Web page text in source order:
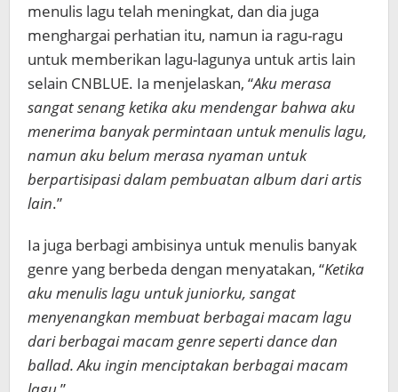
menulis lagu telah meningkat, dan dia juga
menghargai perhatian itu, namun ia ragu-ragu
untuk memberikan lagu-lagunya untuk artis lain
selain CNBLUE. Ia menjelaskan, “Aku merasa
sangat senang ketika aku mendengar bahwa aku
menerima banyak permintaan untuk menulis lagu,
namun aku belum merasa nyaman untuk
berpartisipasi dalam pembuatan album dari artis
lain.”
Ia juga berbagi ambisinya untuk menulis banyak
genre yang berbeda dengan menyatakan, “Ketika
aku menulis lagu untuk juniorku, sangat
menyenangkan membuat berbagai macam lagu
dari berbagai macam genre seperti dance dan
ballad. Aku ingin menciptakan berbagai macam